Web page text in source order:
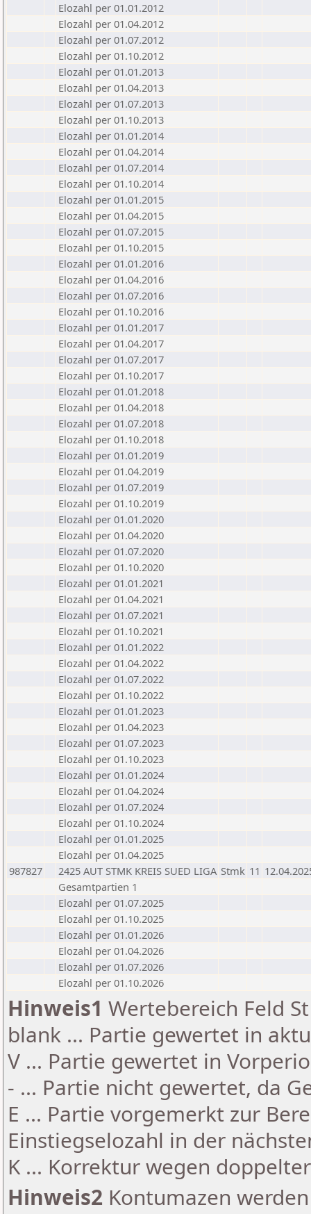
Elozahl per 01.01.2012
Elozahl per 01.04.2012
Elozahl per 01.07.2012
Elozahl per 01.10.2012
Elozahl per 01.01.2013
Elozahl per 01.04.2013
Elozahl per 01.07.2013
Elozahl per 01.10.2013
Elozahl per 01.01.2014
Elozahl per 01.04.2014
Elozahl per 01.07.2014
Elozahl per 01.10.2014
Elozahl per 01.01.2015
Elozahl per 01.04.2015
Elozahl per 01.07.2015
Elozahl per 01.10.2015
Elozahl per 01.01.2016
Elozahl per 01.04.2016
Elozahl per 01.07.2016
Elozahl per 01.10.2016
Elozahl per 01.01.2017
Elozahl per 01.04.2017
Elozahl per 01.07.2017
Elozahl per 01.10.2017
Elozahl per 01.01.2018
Elozahl per 01.04.2018
Elozahl per 01.07.2018
Elozahl per 01.10.2018
Elozahl per 01.01.2019
Elozahl per 01.04.2019
Elozahl per 01.07.2019
Elozahl per 01.10.2019
Elozahl per 01.01.2020
Elozahl per 01.04.2020
Elozahl per 01.07.2020
Elozahl per 01.10.2020
Elozahl per 01.01.2021
Elozahl per 01.04.2021
Elozahl per 01.07.2021
Elozahl per 01.10.2021
Elozahl per 01.01.2022
Elozahl per 01.04.2022
Elozahl per 01.07.2022
Elozahl per 01.10.2022
Elozahl per 01.01.2023
Elozahl per 01.04.2023
Elozahl per 01.07.2023
Elozahl per 01.10.2023
Elozahl per 01.01.2024
Elozahl per 01.04.2024
Elozahl per 01.07.2024
Elozahl per 01.10.2024
Elozahl per 01.01.2025
Elozahl per 01.04.2025
987827
2425 AUT STMK KREIS SUED LIGA Stmk 11
Gesamtpartien 1
Elozahl per 01.07.2025
Elozahl per 01.10.2025
Elozahl per 01.01.2026
Elozahl per 01.04.2026
Elozahl per 01.07.2026
Elozahl per 01.10.2026
Hinweis1 Wertebereich Feld
blank ... Partie gewertet in
V ... Partie gewertet in
- ... Partie nicht gewertet, da
E ... Partie vorgemerkt zur
Einstiegselozahl in der
K ... Korrektur wegen
Hinweis2 Kontumazen